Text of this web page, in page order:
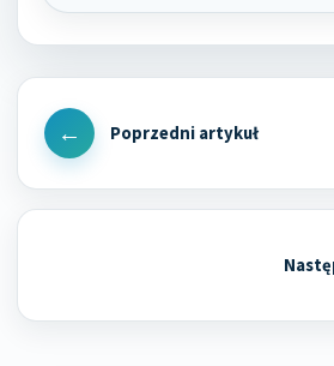
Nawigacja
wpisu
Previous